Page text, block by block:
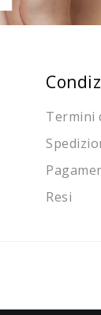
Termini
Resi